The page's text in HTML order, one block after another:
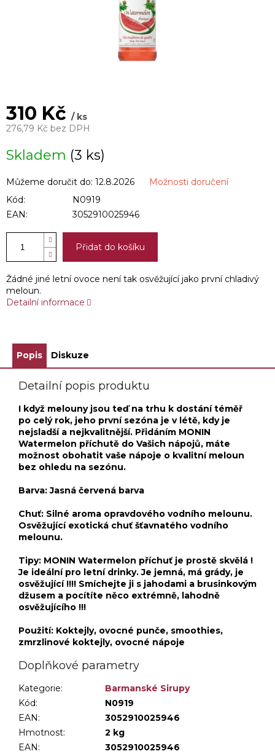
310 Kč/ ks
276,79 Kč bez DPH
cena:
Skladem (3 ks)
Můžeme doručit do: 12.8.2026
Možnosti doručení
Kód:
N0919
EAN:
3052910025946
Přidat do košíku
Žádné jiné letní ovoce není tak osvěžující jako první chladivý
meloun.
Detailní informace
Popis Diskuze
Detailní popis produktu
I když melouny jsou teď na trhu k dostání téměř
po celý rok, jeho první sezóna je v létě, kdy je
nejsladší a nejkvalitnější. Přidáním MONIN
Watermelon příchutě do Vašich nápojů, máte
možnost obohatit vaše nápoje o kvalitní meloun
bez ohledu na sezónu.
Barva: Jasná červená barva
Chuť: Silné aroma opravdového vodního melounu.
Osvěžující exotická chuť šťavnatého vodního
melounu.
Tipy: MONIN Watermelon příchuť je prostě skvělá !
Je ideální pro letní drinky. Je jemná, má grády, je
osvěžující !!!! Smíchejte ji s jahodami a brusinkovým
džusem a pocítíte něco extrémně, lahodně
osvěžujícího !!!
Použití: Koktejly, ovocné punče, smoothies,
zmrzlinové koktejly, ovocné nápoje
Doplňkové parametry
Kategorie:
Barmanské Sirupy
Kód:
N0919
EAN:
3052910025946
Hmotnost:
2 kg
EAN :
3052910025946